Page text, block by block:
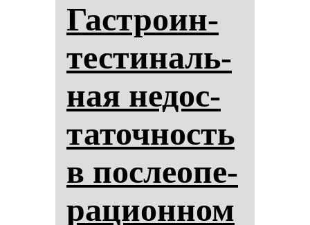
Гас­тро­ин­
тес­ти­наль­
ная не­дос­
та­точ­ность
в пос­ле­опе­
ра­ци­он­ном